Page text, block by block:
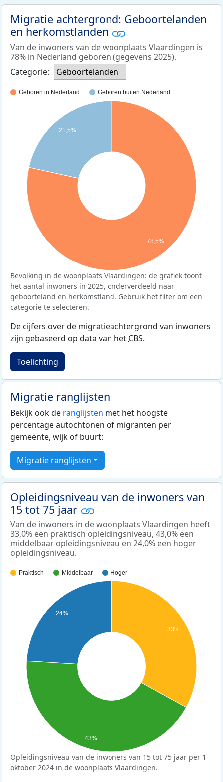
Migratie achtergrond: Geboortelanden
en herkomstlanden
Van de inwoners van de woonplaats Vlaardingen is
78% in Nederland geboren (gegevens 2025).
Categorie:
Geboortelanden
Geboren in Nederland Geboren buiten Nederland
21,5%
78,5%
Bevolking in de woonplaats Vlaardingen: de grafiek toont
het aantal inwoners in 2025, onderverdeeld naar
geboorteland en herkomstland. Gebruik het filter om een
categorie te selecteren.
De cijfers over de migratieachtergrond van inwoners
zijn gebaseerd op data van het CBS.
Toelichting
Migratie ranglijsten
Bekijk ook de ranglijsten met het hoogste
percentage autochtonen of migranten per
gemeente, wijk of buurt:
Migratie ranglijsten
Opleidingsniveau van de inwoners van
15 tot 75 jaar
Van de inwoners in de woonplaats Vlaardingen heeft
33,0% een praktisch opleidingsniveau, 43,0% een
middelbaar opleidingsniveau en 24,0% een hoger
opleidingsniveau.
Praktisch Middelbaar Hoger
33%
24%
43%
Opleidingsniveau van de inwoners van 15 tot 75 jaar per 1
oktober 2024 in de woonplaats Vlaardingen.